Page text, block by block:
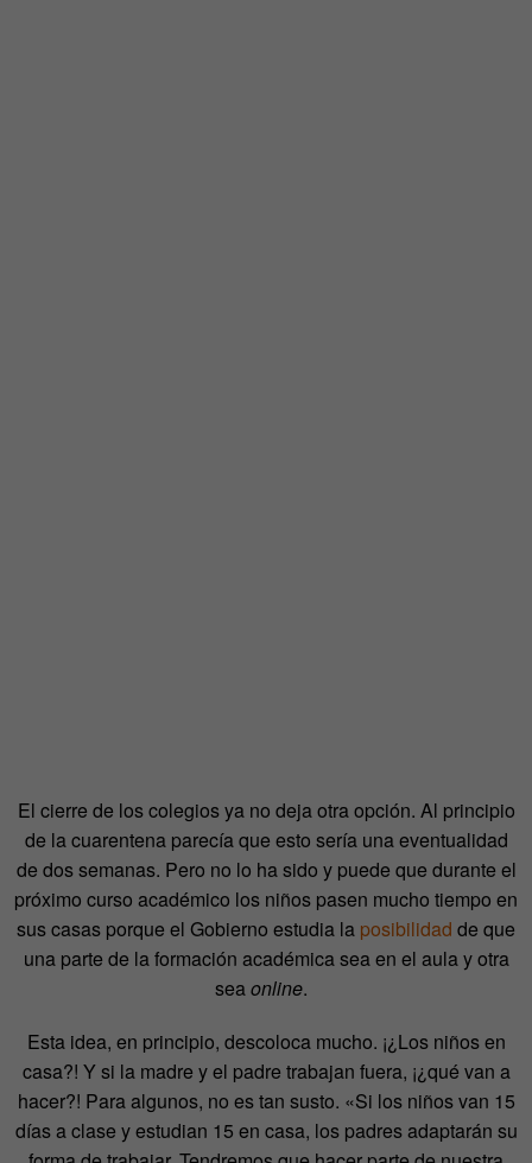
El cierre de los colegios ya no deja otra opción. Al principio
de la cuarentena parecía que esto sería una eventualidad
de dos semanas. Pero no lo ha sido y puede que durante el
próximo curso académico los niños pasen mucho tiempo en
sus casas porque el Gobierno estudia la posibilidad de que
una parte de la formación académica sea en el aula y otra
seaonline.
Esta idea, en principio, descoloca mucho. ¡¿Los niños en
casa?! Y si la madre y el padre trabajan fuera, ¡¿qué van a
hacer?! Para algunos, no es tan susto. «Si los niños van 15
días a clase y estudian 15 en casa, los padres adaptarán su